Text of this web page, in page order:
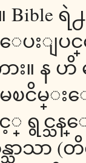
တဲ့။
ျပင္ေ
။ န ဟိ
ငိမ္းေ
င့္ ရွင္သ
ာသာ (